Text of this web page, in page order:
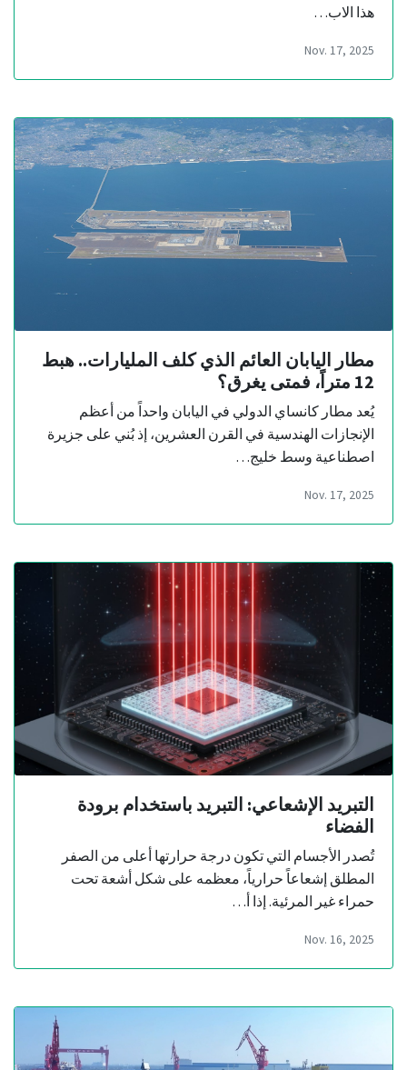
هذا الاب…
Nov. 17, 2025
مطار اليابان العائم الذي كلف المليارات.. هبط
12 متراً، فمتى يغرق؟
يُعد مطار كانساي الدولي في اليابان واحداً من أعظم
الإنجازات الهندسية في القرن العشرين، إذ بُني على جزيرة
اصطناعية وسط خليج…
Nov. 17, 2025
التبريد الإشعاعي: التبريد باستخدام برودة
الفضاء
تُصدر الأجسام التي تكون درجة حرارتها أعلى من الصفر
المطلق إشعاعاً حرارياً، معظمه على شكل أشعة تحت
حمراء غير المرئية. إذا أ…
Nov. 16, 2025